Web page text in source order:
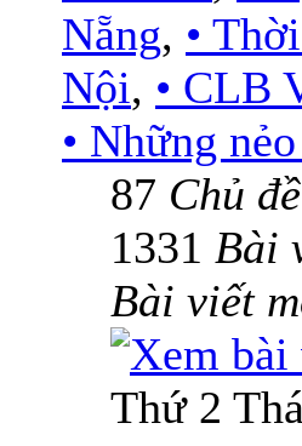
Nẵng, •
Nội, • CLB
• Những
87 Chủ đề
1331 Bài
Bài viết
Thứ 2